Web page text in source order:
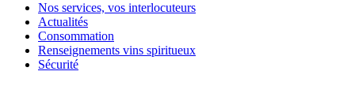
Nos services, vos interlocuteurs
Actualités
Consommation
Renseignements vins spiritueux
Sécurité